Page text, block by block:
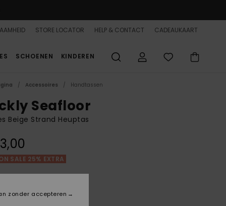
STORE LOCATOR HELP & CONTACT CADEAUKAART
SCHOENEN KINDEREN
Accessoires Handtassen
Seafloor
Beige Strand Heuptas
SALE 25% EXTRA
zonder accepteren